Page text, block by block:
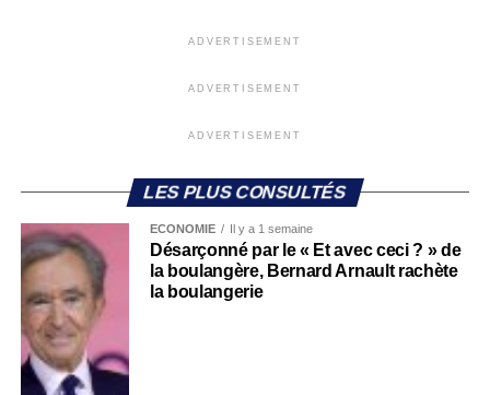
ADVERTISEMENT
ADVERTISEMENT
ADVERTISEMENT
LES PLUS CONSULTÉS
ECONOMIE Il y a 1 semaine
Désarçonné par le « Et avec ceci ? » de
la boulangère, Bernard Arnault rachète
la boulangerie